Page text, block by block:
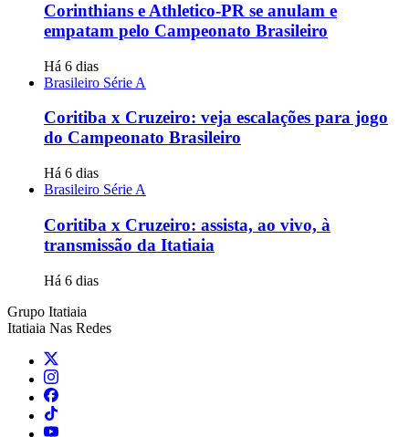
Corinthians e Athletico-PR se anulam e
empatam pelo Campeonato Brasileiro
Há 6 dias
Brasileiro Série A
Coritiba x Cruzeiro: veja escalações para jogo
do Campeonato Brasileiro
Há 6 dias
Brasileiro Série A
Coritiba x Cruzeiro: assista, ao vivo, à
transmissão da Itatiaia
Há 6 dias
Grupo Itatiaia
Itatiaia Nas Redes